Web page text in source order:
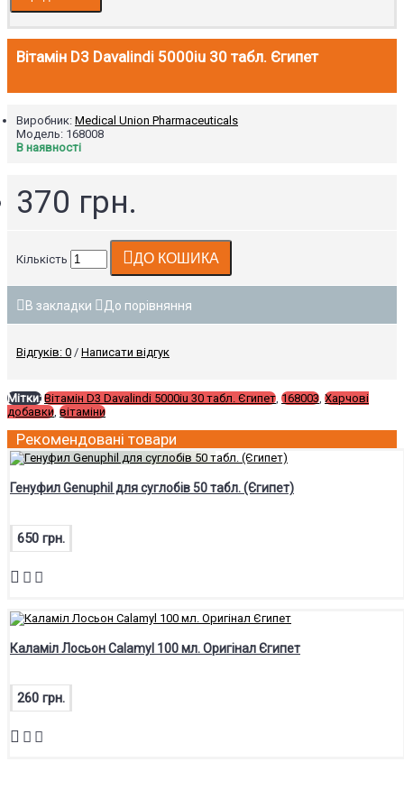
Вітамін D3 Davalindi 5000iu 30 табл. Єгипет
Виробник: Medical Union Pharmaceuticals
Модель: 168008
В наявності
370 грн.
Кількість ДО КОШИКА
В закладки До порівняння
Відгуків: 0 / Написати відгук
Мітки: Вітамін D3 Davalindi 5000iu 30 табл. Єгипет 168003 Харчові
добавки вітаміни
Рекомендовані товари
Генуфил Genuphil для суглобів 50 табл. (Єгипет)
650 грн.
Каламіл Лосьон Calamyl 100 мл. Оригінал Єгипет
260 грн.